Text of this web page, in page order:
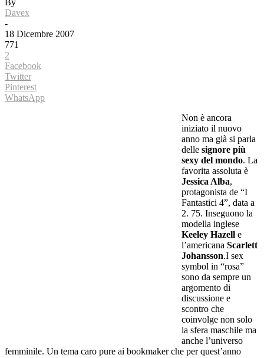
Davex
-
18 Dicembre 2007
771
2
Facebook
Twitter
Pinterest
WhatsApp
Non è ancora
iniziato il nuovo
anno ma già si parla
delle signore più
sexy del mondo. La
favorita assoluta è
Jessica Alba,
protagonista de “I
Fantastici 4”, data a
2. 75. Inseguono la
modella inglese
Keeley Hazell e
l’americana Scarlett
Johansson.I sex
symbol in “rosa”
sono da sempre un
argomento di
discussione e
scontro che
coinvolge non solo
la sfera maschile ma
anche l’universo
femminile. Un tema caro pure ai bookmaker che per quest’anno